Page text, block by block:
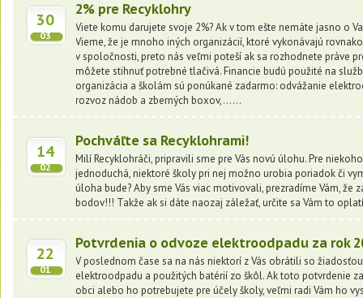
30
03
2% pre Recyklohry
Viete komu darujete svoje 2%? Ak v tom ešte nemáte jasno o
Vieme, že je mnoho iných organizácií, ktoré vykonávajú
v spoločnosti, preto nás veľmi poteší ak sa rozhodnete práve
môžete stihnuť potrebné tlačivá. Financie budú použité na
organizácia a školám sú ponúkané zadarmo: odvážanie
rozvoz nádob a zberných boxov,......
14
02
Pochváľte sa Recyklohrami!
Milí Recyklohráči, pripravili sme pre Vás novú úlohu. Pre
jednoduchá, niektoré školy pri nej možno urobia poriadok či
úloha bude? Aby sme Vás viac motivovali, prezradíme Vám,
bodov!!! Takže ak si dáte naozaj záležať, určite sa Vám to
22
01
Potvrdenia o odvoze elektroodpadu za rok
V poslednom čase sa na nás niektorí z Vás obrátili so
elektroodpadu a použitých batérií zo škôl. Ak toto potvrdenie
obci alebo ho potrebujete pre účely školy, veľmi radi Vám ho